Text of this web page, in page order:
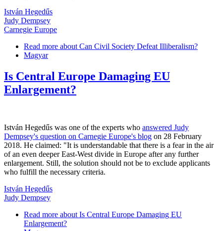
István Hegedűs
Judy Dempsey
Carnegie Europe
Read more about Can Civil Society Defeat Illiberalism?
Magyar
Is Central Europe Damaging EU
Enlargement?
István Hegedűs was one of the experts who answered Judy
Dempsey's question on Carnegie Europe's blog on 28 February
2018. He claimed: "It is understandable that there is a fear in the air
of an even deeper East-West divide in Europe after any further
enlargement. Still, the solution should not be to exclude applicants
who fulfill the necessary criteria.
István Hegedűs
Judy Dempsey
Read more about Is Central Europe Damaging EU
Enlargement?